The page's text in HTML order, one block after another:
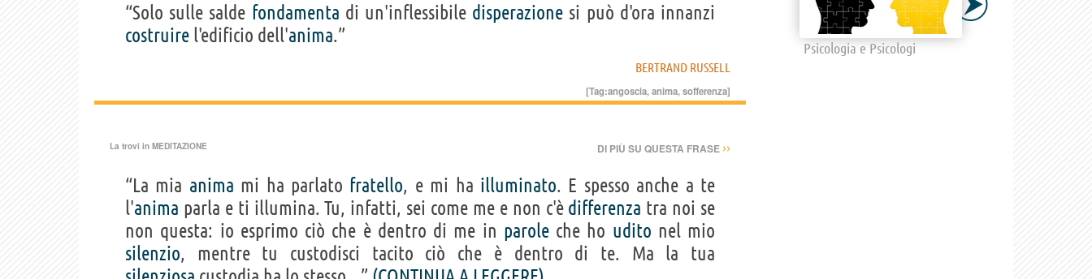
“Solo sulle salde fondamenta di un'inflessibile disperazione si può d'ora innanzi
costruire l'edificio dell'anima.”
BERTRAND RUSSELL
[Tag:angoscia,anima,sofferenza]
La trovi in MEDITAZIONE DI PIÙ SU QUESTA FRASE ››
“La mia anima mi ha parlato fratello, e mi ha illuminato. E spesso anche a te
l'anima parla e ti illumina. Tu, infatti, sei come me e non c'è differenza tra noi se
non questa: io esprimo ciò che è dentro di me in paroleche ho udito nel mio
silenzio, mentre tu custodisci tacito ciò che è dentro di te. Ma la tua
Psicologia e Psicologi